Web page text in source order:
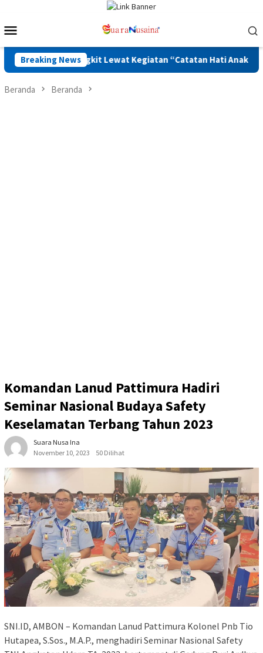
konten
Mobile
Breaking News
Bangkit Lewat Kegiatan “Catatan Hati Anak yang Runtuh”
Beranda Beranda
Komandan Lanud Pattimura Hadiri
Seminar Nasional Budaya Safety
Keselamatan Terbang Tahun 2023
Suara Nusa Ina
November 10, 2023
50 Dilihat
SNI.ID, AMBON – Komandan Lanud Pattimura Kolonel Pnb Tio
Hutapea, S.Sos., M.A.P., menghadiri Seminar Nasional Safety